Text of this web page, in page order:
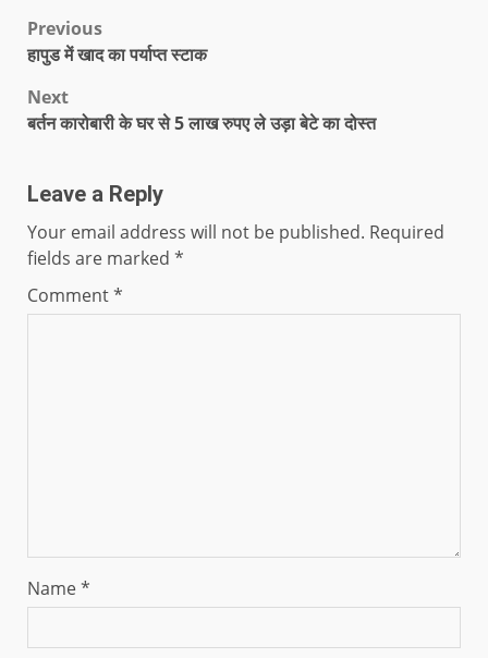
Previous
हापुड में खाद का पर्याप्त स्टाक
Next
बर्तन कारोबारी के घर से 5 लाख रुपए ले उड़ा बेटे का दोस्त
Leave a Reply
Your email address will not be published. Required
fields are marked *
Comment*
Name*